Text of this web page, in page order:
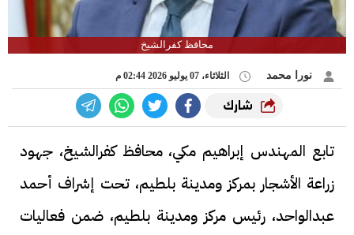
محافظ كفرالشيخ
نورا محمد الثلاثاء، 07 يوليو 2026 02:44 م
شارك
تابع المهندس إبراهيم مكي، محافظ كفرالشيخ، جهود
زراعة الأشجار بمركز ومدينة بلطيم، تحت إشراف أحمد
عبدالواحد، رئيس مركز ومدينة بلطيم، ضمن فعاليات